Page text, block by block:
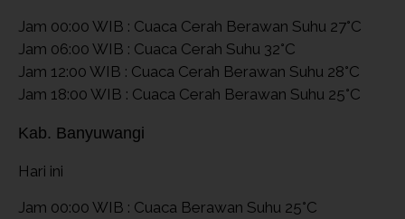
Jam 00:00 WIB : Cuaca Cerah Berawan Suhu 27°C
Jam 06:00 WIB : Cuaca Cerah Suhu 32°C
Jam 12:00 WIB : Cuaca Cerah Berawan Suhu 28°C
Jam 18:00 WIB : Cuaca Cerah Berawan Suhu 25°C
Kab. Banyuwangi
Hari ini
Jam 00:00 WIB : Cuaca Berawan Suhu 25°C